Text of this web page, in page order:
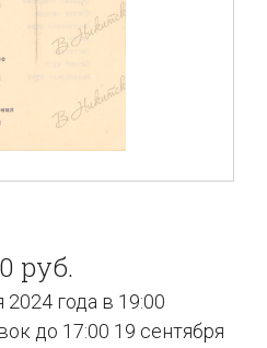
руб.
2024 года в 19:00
до 17:00 19 сентября